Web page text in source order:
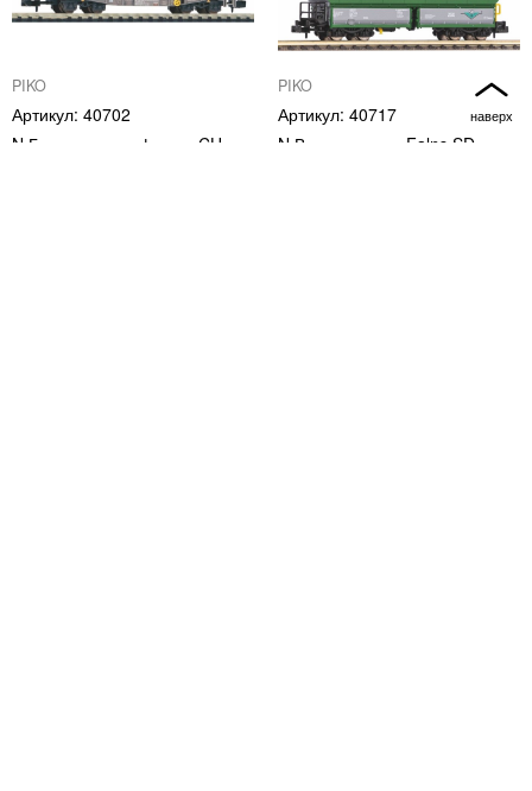
PIKO
40702
N Грузовая платформа CH-
PIKO
40717
N Вагон-хоппер Falns SD,